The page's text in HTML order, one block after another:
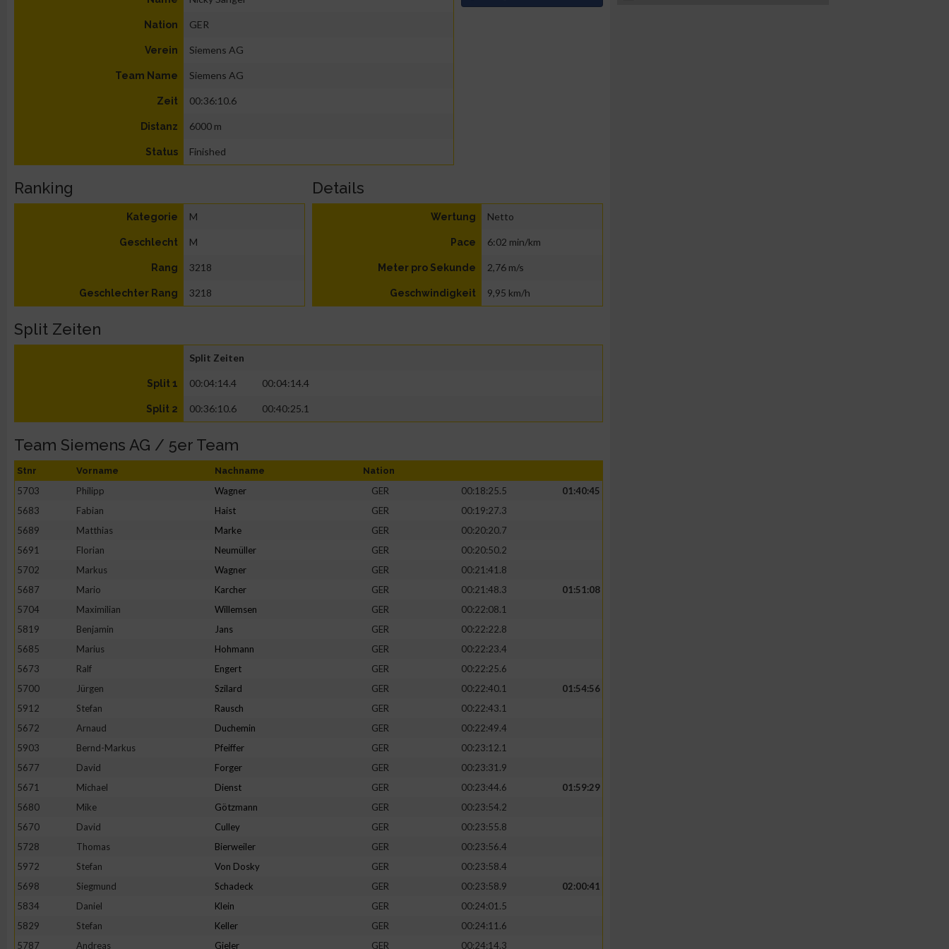
Nation GER
Verein Siemens AG
Team Name Siemens AG
Zeit 00:36:10.6
Distanz 6000 m
Status Finished
Ranking
Kategorie M
Geschlecht M
Rang 3218
Geschlechter Rang 3218
Details
Wertung Netto
Pace 6:02 min/km
Meter pro Sekunde 2,76 m/s
Geschwindigkeit 9,95 km/h
Split Zeiten
Split Zeiten
Split 1 00:04:14.4 00:04:14.4
Split 2 00:36:10.6 00:40:25.1
Team Siemens AG / 5er Team
Stnr Vorname Nachname Nation
5703 Philipp Wagner GER 00:18:25.5
01:40:45
5683
Fabian Haist GER
00:19:27.3
5689
Matthias Marke GER
00:20:20.7
5691
Florian Neumüller GER
00:20:50.2
5702
Markus Wagner GER
00:21:41.8
5687
Mario Karcher GER 00:21:48.3
01:51:08
5704
Maximilian Willemsen GER
00:22:08.1
5819
Benjamin Jans GER
00:22:22.8
5685
Marius Hohmann GER
00:22:23.4
5673
Ralf Engert GER
00:22:25.6
5700
Jürgen Szilard GER 00:22:40.1
01:54:56
5912
Stefan Rausch GER
00:22:43.1
5672
Arnaud Duchemin GER
00:22:49.4
5903
Bernd-Markus Pfeiffer GER
00:23:12.1
5677
David Forger GER
00:23:31.9
5671
Michael Dienst GER 00:23:44.6
01:59:29
5680
Mike Götzmann GER
00:23:54.2
5670
David Culley GER
00:23:55.8
5728
Thomas Bierweiler GER
00:23:56.4
5972
Stefan Von Dosky GER
00:23:58.4
5698
Siegmund Schadeck GER 00:23:58.9
02:00:41
5834
Daniel Klein GER
00:24:01.5
5829
Stefan Keller GER
00:24:11.6
5787
Andreas Gieler GER
00:24:14.3